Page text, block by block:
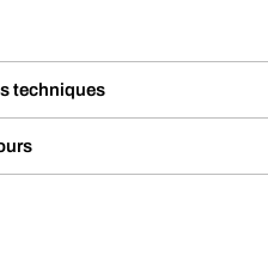
techniques